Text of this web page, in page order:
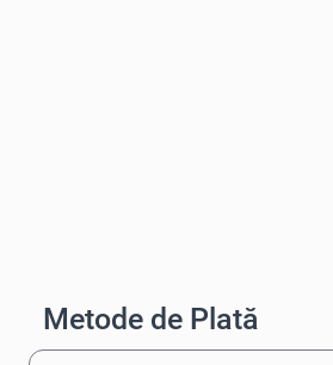
Metode de Plată